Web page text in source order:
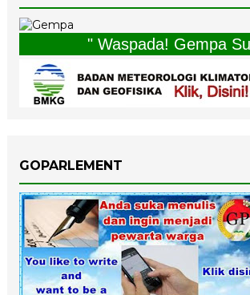
" Waspada! Gempa
GOPARLEMENT